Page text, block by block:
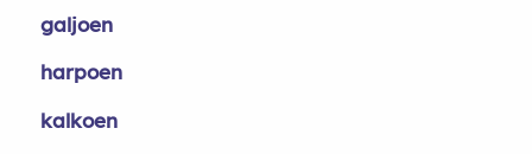
galjoen
harpoen
kalkoen